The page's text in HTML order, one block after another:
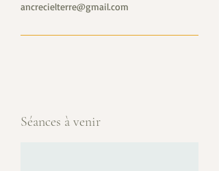
ancrecielterre@gmail.com
Séances à venir